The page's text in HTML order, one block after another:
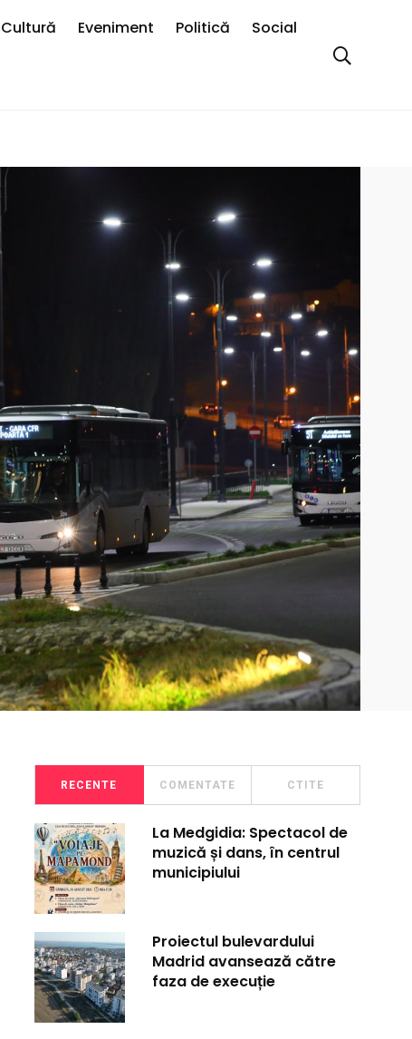
Cultură Eveniment Politică
Social
RECENTE COMENTATE CTITE
La Medgidia: Spectacol de
muzică și dans, în centrul
municipiului
Proiectul bulevardului
Madrid avansează către
faza de execuție